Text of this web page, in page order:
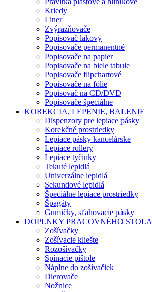
Kriedy
Liner
Zvýrazňovače
Popisovač lakový
Popisovače permanentné
Popisovače na papier
Popisovače na biele tabule
Popisovače flipchartové
Popisovače na fólie
Popisovač na CD/DVD
Popisovače špeciálne
KOREKCIA, LEPENIE, BALENIE
Dispenzory pre lepiace pásky
Korekčné prostriedky
Lepiace pásky kancelárske
Lepiace rollery
Lepiace tyčinky
Tekuté lepidlá
Univerzálne lepidlá
Sekundové lepidlá
Špeciálne lepiace prostriedky
Špagáty
Gumičky, sťahovacie pásky
DOPLNKY PRACOVNÉHO STOLA
Zošívačky
Zošívacie kliešte
Rozošívačky
Spínacie pištole
Náplne do zošívačiek
Dierovače
Nožnice